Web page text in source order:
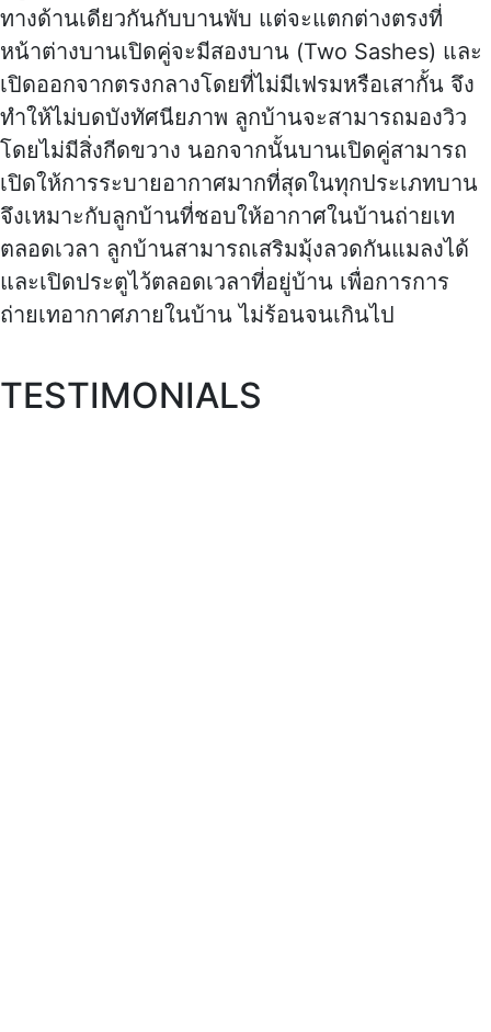
ทางด้านเดียวกันกับบานพับ แต่จะแตกต่างตรงที่
หน้าต่างบานเปิดคู่จะมีสองบาน (Two Sashes) และ
เปิดออกจากตรงกลางโดยที่ไม่มีเฟรมหรือเสากั้น จึง
ทำให้ไม่บดบังทัศนียภาพ ลูกบ้านจะสามารถมองวิว
โดยไม่มีสิ่งกีดขวาง นอกจากนั้นบานเปิดคู่สามารถ
เปิดให้การระบายอากาศมากที่สุดในทุกประเภทบาน
จึงเหมาะกับลูกบ้านที่ชอบให้อากาศในบ้านถ่ายเท
ตลอดเวลา ลูกบ้านสามารถเสริมมุ้งลวดกันแมลงได้
และเปิดประตูไว้ตลอดเวลาที่อยู่บ้าน เพื่อการการ
ถ่ายเทอากาศภายในบ้าน ไม่ร้อนจนเกินไป
TESTIMONIALS